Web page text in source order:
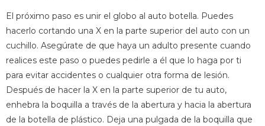
El próximo paso es unir el globo al auto botella. Puedes
hacerlo cortando una X en la parte superior del auto con un
cuchillo. Asegúrate de que haya un adulto presente cuando
realices este paso o puedes pedirle a él que lo haga por ti
para evitar accidentes o cualquier otra forma de lesión.
Después de hacer la X en la parte superior de tu auto,
enhebra la boquilla a través de la abertura y hacia la abertura
de la botella de plástico. Deja una pulgada de la boquilla que